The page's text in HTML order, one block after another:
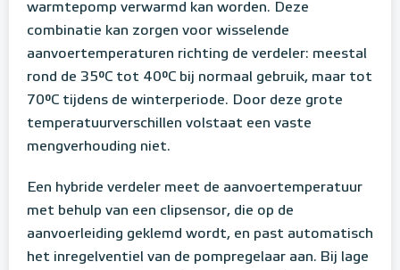
warmtepomp verwarmd kan worden. Deze
combinatie kan zorgen voor wisselende
aanvoertemperaturen richting de verdeler: meestal
rond de 35°C tot 40°C bij normaal gebruik, maar tot
70°C tijdens de winterperiode. Door deze grote
temperatuurverschillen volstaat een vaste
mengverhouding niet.
Een hybride verdeler meet de aanvoertemperatuur
met behulp van een clipsensor, die op de
aanvoerleiding geklemd wordt, en past automatisch
het inregelventiel van de pompregelaar aan. Bij lage